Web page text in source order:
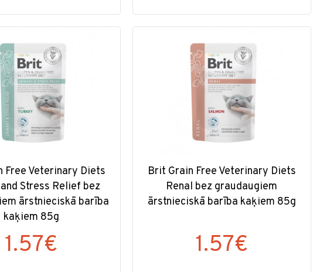
Free Veterinary Diets
Stress Relief bez
ārstnieciskā barība
kaķiem 85g
1.57€
Brit Grain Free Veterinary Diets
Renal bez graudaugiem
ārstnieciskā barība kaķiem 85g
1.57€